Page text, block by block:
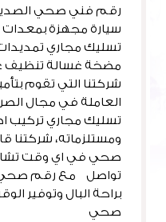
رقم فني صحي
سيارة مجهزة
تسليك مجاري
مضخة غسالة تنظيف
شركتنا التي تقوم
العاملة في مجال
تسليك مجاري تركيب
ومستلزماته، شركتنا
صحي في اي وقت
تواصل مع رقم صحي
براحة البال وتوفير
صحي